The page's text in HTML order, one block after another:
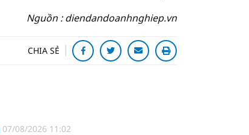
Nguồn : diendandoanhnghiep.vn
CHIA SẺ
07/08/2026 11:02